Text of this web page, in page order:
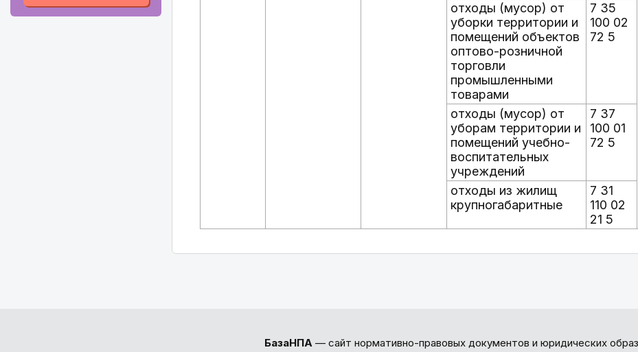
отходы (мусор) от
уборки территории и
помещений объектов
оптово-розничной
торговли
промышленными
товарами
7 35
100 02
72 5
отходы (мусор) от
уборам территории и
помещений учебно-
воспитательных
учреждений
7 37
100 01
72 5
отходы из жилищ
крупногабаритные
7 31
110 02
21 5
БазаНПА— сайт нормативно-правовых документов и юридических